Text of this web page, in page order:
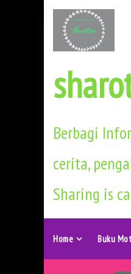
Berbagi
cerita,
Sharing is
Home Buku